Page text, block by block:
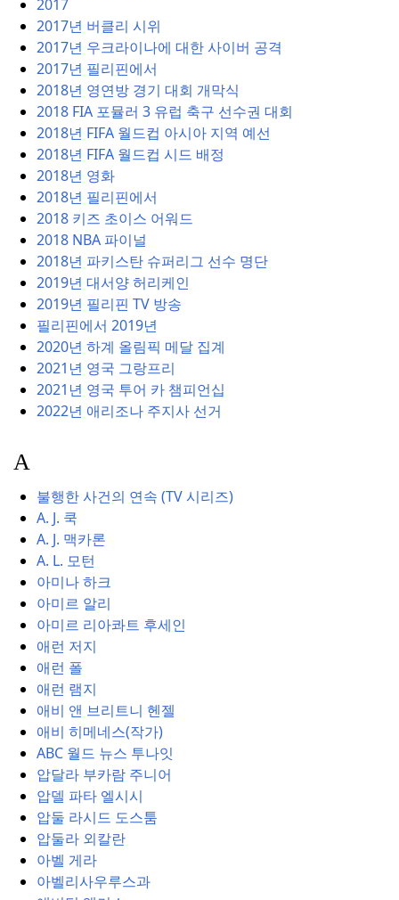
2017
2017년 버클리 시위
2017년 우크라이나에 대한 사이버 공격
2017년 필리핀에서
2018년 영연방 경기 대회 개막식
2018 FIA 포뮬러 3 유럽 축구 선수권 대회
2018년 FIFA 월드컵 아시아 지역 예선
2018년 FIFA 월드컵 시드 배정
2018년 영화
2018년 필리핀에서
2018 키즈 초이스 어워드
2018 NBA 파이널
2018년 파키스탄 슈퍼리그 선수 명단
2019년 대서양 허리케인
2019년 필리핀 TV 방송
필리핀에서 2019년
2020년 하계 올림픽 메달 집계
2021년 영국 그랑프리
2021년 영국 투어 카 챔피언십
2022년 애리조나 주지사 선거
A
불행한 사건의 연속 (TV 시리즈)
A. J. 쿡
A. J. 맥카론
A. L. 모턴
아미나 하크
아미르 알리
아미르 리아콰트 후세인
애런 저지
애런 폴
애런 램지
애비 앤 브리트니 헨젤
애비 히메네스(작가)
ABC 월드 뉴스 투나잇
압달라 부카람 주니어
압델 파타 엘시시
압둘 라시드 도스툼
압둘라 외칼란
아벨 게라
아벨리사우루스과